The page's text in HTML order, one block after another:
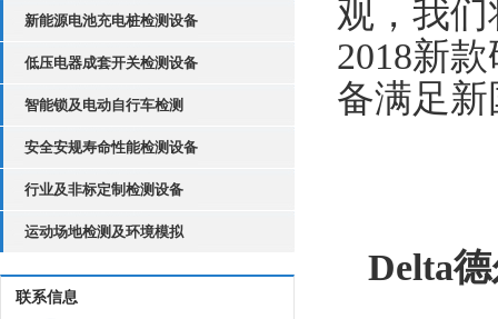
新能源电池充电桩检测设备
低压电器成套开关检测设备
智能锁及电动自行车检测
安全安规寿命性能检测设备
行业及非标定制检测设备
运动场地检测及环境模拟
联系信息
观，我
2018新
备满足新
Delta